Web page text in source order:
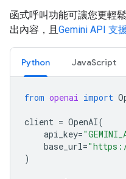
函式呼叫功能可讓您更輕
出內容，且 Gemini API 支
Python JavaScript
from openai import
client = OpenAI(
api_key=
base_url=
)